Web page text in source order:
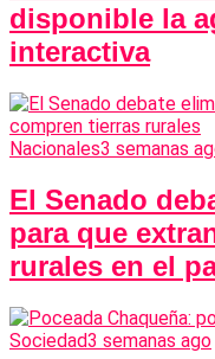
disponible la
interactiva
Nacionales3 semanas
El Senado
para que
rurales en el
Sociedad3 semanas ago